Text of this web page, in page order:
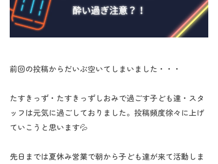
前回の投稿からだいぶ空いてしまいました・・・
たすきっず・たすきっずしおみで過ごす子ども達・スタ
ッフは元気に過ごしておりました。投稿頻度徐々に上げ
ていこうと思います💦
先日までは夏休み営業で朝から子ども達が来て活動しま